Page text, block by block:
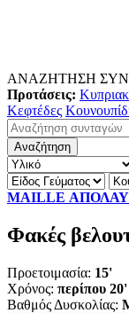
ΑΝΑΖΗΤΗΣΗ
Προτάσεις:
Κεφτέδες
MAILLE
Φακές
Προετοιμασία: 15'
Χρόνος: περίπου 20'
Βαθμός Δυσκολίας: